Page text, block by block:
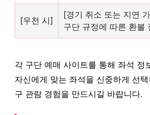
[우천 시]
[경기 취소 또는 지연
구단 규정에 따른 환불
각 구단 예매 사이트를 통해 좌석 정
자신에게 맞는 좌석을 신중하게 선
구 관람 경험을 만드시길 바랍니다.